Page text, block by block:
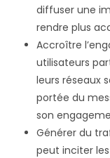
diffuser une
rendre plus
Accroître
utilisateurs
leurs réseaux
portée du
son
Générer du
peut inciter